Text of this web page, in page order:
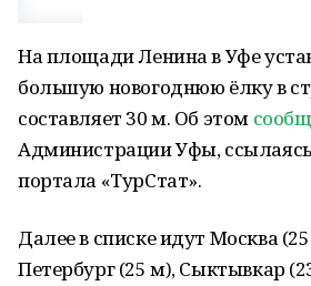
На площади Ленина в Уфе
большую новогоднюю ёлку в
составляет 30 м. Об этом
Администрации Уфы,
портала «ТурСтат».
Далее в списке идут Москва
Петербург (25 м), Сыктывкар